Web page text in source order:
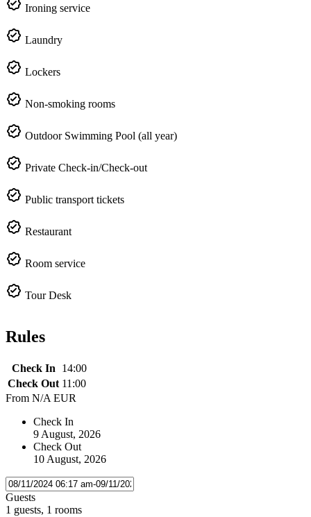
Ironing service
Laundry
Lockers
Non-smoking rooms
Outdoor Swimming Pool (all year)
Private Check-in/Check-out
Public transport tickets
Restaurant
Room service
Tour Desk
Rules
Check In
14:00
Check Out 11:00
From N/A EUR
Check In
9 August, 2026
Check Out
10 August, 2026
Guests
1 guests, 1 rooms